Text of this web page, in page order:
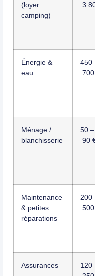
(loyer
camping)
3
Énergie &
eau
450
Ménage /
blanchisserie
50 –
90
Maintenance
& petites
réparations
200
Assurances
120